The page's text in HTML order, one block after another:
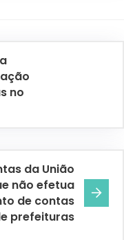
no
da União
não efetua
de contas
prefeituras